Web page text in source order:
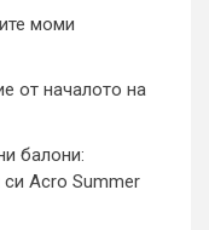
моми
от началото на
балони:
си Acro Summer